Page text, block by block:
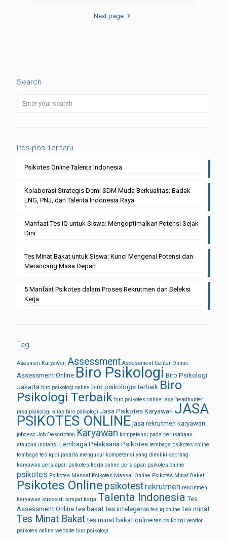
Next page
Search
Pos-pos Terbaru
Psikotes Online Talenta Indonesia
Kolaborasi Strategis Demi SDM Muda Berkualitas: Badak
LNG, PNJ, dan Talenta Indonesia Raya
Manfaat Tes IQ untuk Siswa: Mengoptimalkan Potensi Sejak
Dini
Tes Minat Bakat untuk Siswa: Kunci Mengenal Potensi dan
Merancang Masa Depan
5 Manfaat Psikotes dalam Proses Rekrutmen dan Seleksi
Kerja
Tag
Asesmen Karyawan Assessment Assessment Center Online
Assessment Online Biro Psikologi Biro Psikologi
Jakarta biro psikologi online biro psikologis terbaik Biro
Psikologi Terbaik biro psikotes online jasa headhunter
jasa psikologi alias biro psikologi Jasa Psikotes Karyawan JASA
PSIKOTES ONLINE jasa rekrutmen karyawan
jobdesc Job Description Karyawan kompetensi pada perusahaan
ataupun instansi Lembaga Pelaksana Psikotes lembaga psikotes online
lembaga tes iq di jakarta mengukur kompetensi yang dimiliki seorang
karyawan persiapan psikotes kerja online persiapan psikotes online
psikotes Psikotes Massal Psikotes Massal Online Psikotes Minat Bakat
Psikotes Online psikotestrekrutmen rekrutmen
karyawan stress di tempat kerja Talenta Indonesia Tes
Assessment Online tes bakat tes intelegensi tes iq online tes minat
Tes Minat Bakat tes minat bakat online tes psikologi vendor
psikotes online website biro psikologi